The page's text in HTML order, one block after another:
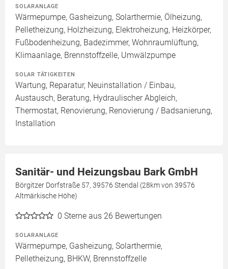
SOLARANLAGE
Wärmepumpe, Gasheizung, Solarthermie, Ölheizung,
Pelletheizung, Holzheizung, Elektroheizung, Heizkörper,
Fußbodenheizung, Badezimmer, Wohnraumlüftung,
Klimaanlage, Brennstoffzelle, Umwälzpumpe
SOLAR TÄTIGKEITEN
Wartung, Reparatur, Neuinstallation / Einbau,
Austausch, Beratung, Hydraulischer Abgleich,
Thermostat, Renovierung, Renovierung / Badsanierung,
Installation
Sanitär- und Heizungsbau Bark GmbH
Börgitzer Dorfstraße 57, 39576 Stendal (28km von 39576
Altmärkische Höhe)
0 Sterne aus 26 Bewertungen
SOLARANLAGE
Wärmepumpe, Gasheizung, Solarthermie,
Pelletheizung, BHKW, Brennstoffzelle